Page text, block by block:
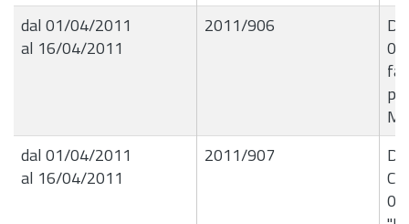
dal 01/04/2011
al 16/04/2011
2011/906
dal 01/04/2011
al 16/04/2011
2011/907